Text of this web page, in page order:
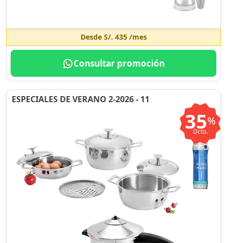
Desde S/. 435/mes
Consultar promoción
ESPECIALES DE VERANO 2-2026 - 11
35%
Dcto.